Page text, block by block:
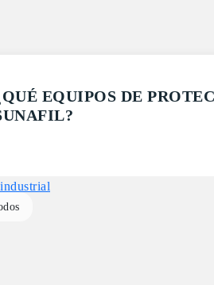
EQUIPOS DE